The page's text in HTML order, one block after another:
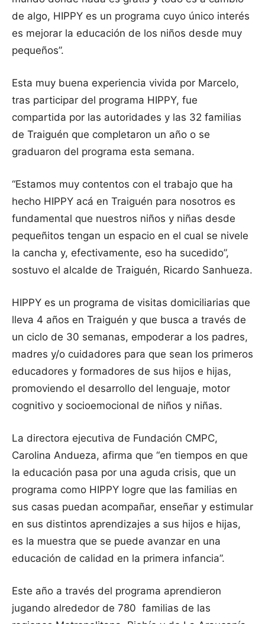
de algo, HIPPY es un programa cuyo único interés
es mejorar la educación de los niños desde muy
pequeños”.
Esta muy buena experiencia vivida por Marcelo,
tras participar del programa HIPPY, fue
compartida por las autoridades y las 32 familias
de Traiguén que completaron un año o se
graduaron del programa esta semana.
“Estamos muy contentos con el trabajo que ha
hecho HIPPY acá en Traiguén para nosotros es
fundamental que nuestros niños y niñas desde
pequeñitos tengan un espacio en el cual se nivele
la cancha y, efectivamente, eso ha sucedido”,
sostuvo el alcalde de Traiguén, Ricardo Sanhueza.
HIPPY es un programa de visitas domiciliarias que
lleva 4 años en Traiguén y que busca a través de
un ciclo de 30 semanas, empoderar a los padres,
madres y/o cuidadores para que sean los primeros
educadores y formadores de sus hijos e hijas,
promoviendo el desarrollo del lenguaje, motor
cognitivo y socioemocional de niños y niñas.
La directora ejecutiva de Fundación CMPC,
Carolina Andueza, afirma que “en tiempos en que
la educación pasa por una aguda crisis, que un
programa como HIPPY logre que las familias en
sus casas puedan acompañar, enseñar y estimular
en sus distintos aprendizajes a sus hijos e hijas,
es la muestra que se puede avanzar en una
educación de calidad en la primera infancia”.
Este año a través del programa aprendieron
jugando alrededor de 780 familias de las